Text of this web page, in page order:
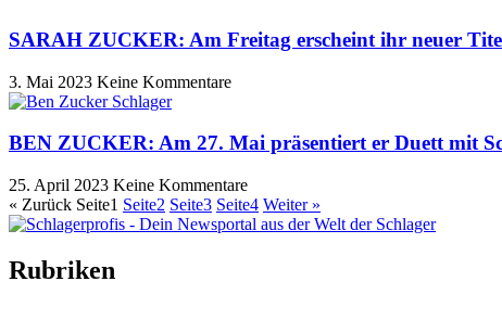
SARAH ZUCKER: Am Freitag erscheint ihr neuer
3. Mai 2023 Keine Kommentare
BEN ZUCKER: Am 27. Mai präsentiert er Duett mit
25. April 2023 Keine Kommentare
« Zurück Seite1 Seite2 Seite3 Seite4 Weiter »
Rubriken